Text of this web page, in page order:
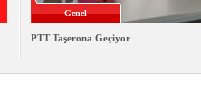
Genel
PTT Taşerona Geçiyor